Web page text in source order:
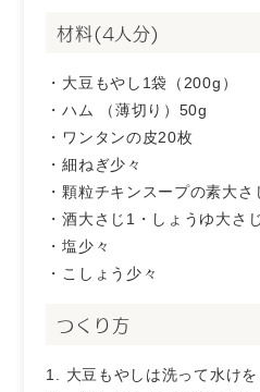
材料(4人分)
・大豆もやし1袋（200g）
・ハム （薄切り）50g
・ワンタンの皮20枚
・細ねぎ少々
・顆粒チキンスープの素大さ
・酒大さじ1・しょうゆ大さ
・塩少々
・こしょう少々
つくり方
大豆もやしは洗って水け